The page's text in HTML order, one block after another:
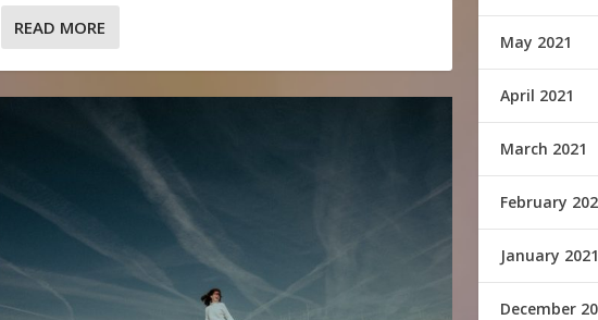
READ MORE
May 2021
April 2021
March 2021
February
January 2021
December